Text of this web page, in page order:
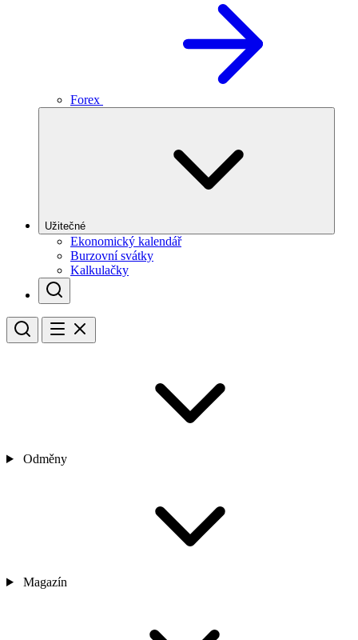
Forex
Užitečné
Ekonomický kalendář
Burzovní svátky
Kalkulačky
Odměny
Magazín